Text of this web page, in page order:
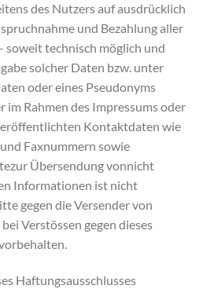
des Nutzers auf ausdrücklich
und Bezahlung aller
soweit technisch möglich und
solcher Daten bzw. unter
oder eines Pseudonyms
Rahmen des Impressums oder
Kontaktdaten wie
Faxnummern sowie
Übersendung vonnicht
Informationen ist nicht
gegen die Versender von
Verstössen gegen dieses
Haftungsausschlusses